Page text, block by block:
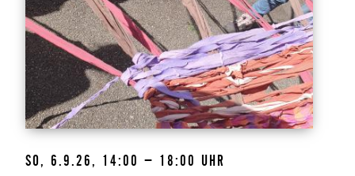
SO, 6.9.26, 14:00 – 18:00 UHR